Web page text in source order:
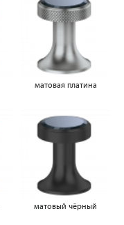
матовая платина
матовый чёрный